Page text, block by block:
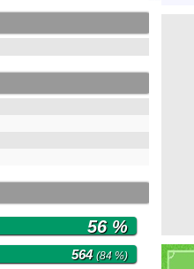
56 %
564 (84 %)